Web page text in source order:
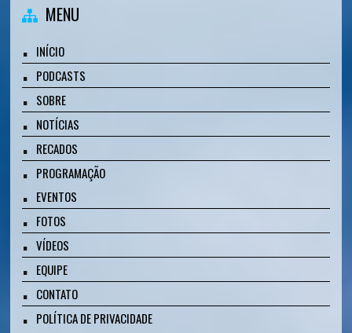
MENU
INÍCIO
PODCASTS
SOBRE
NOTÍCIAS
RECADOS
PROGRAMAÇÃO
EVENTOS
FOTOS
VÍDEOS
EQUIPE
CONTATO
POLÍTICA DE PRIVACIDADE